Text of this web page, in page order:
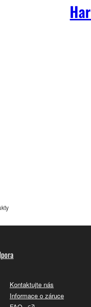
Kontaktujte nás
Informace o záruce